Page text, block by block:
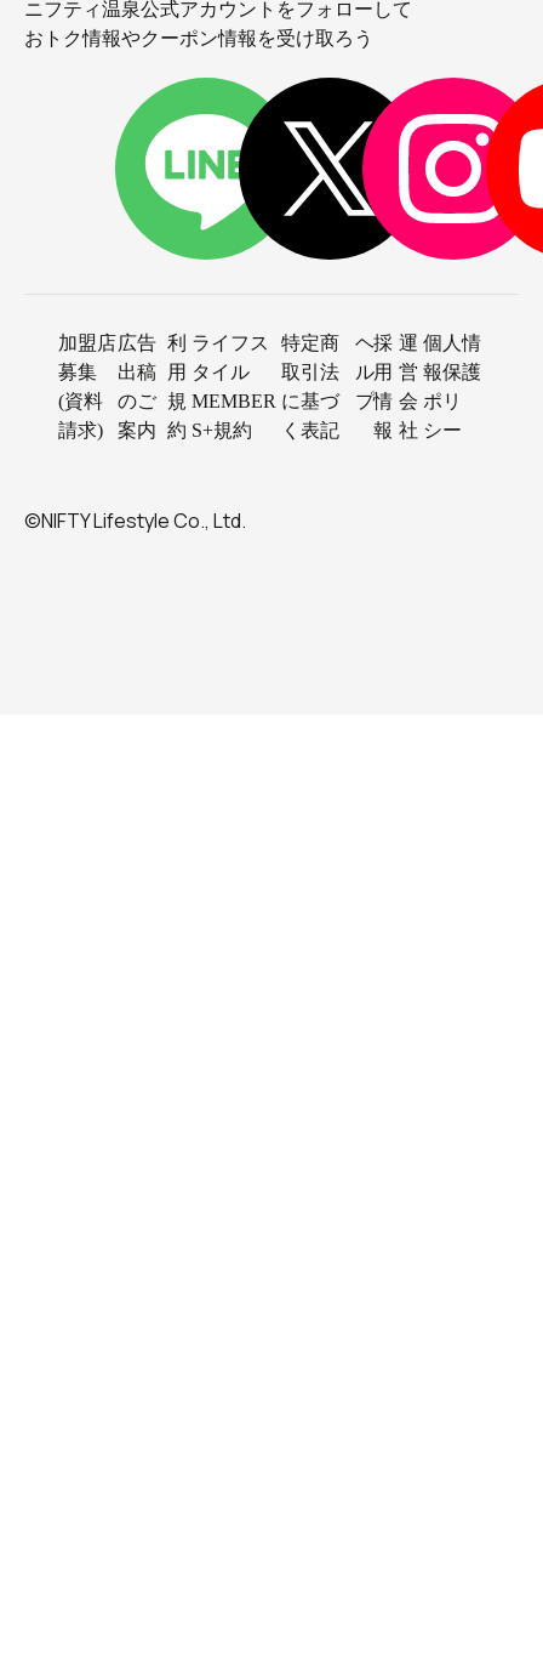
ニフティ温泉公式アカウントをフォローして
おトク情報やクーポン情報を受け取ろう
加盟店
募集
(資料
請求)
広告
出稿
のご
案内
利
用
規
約
ライフス
タイル
MEMBER
S+規約
特定商
取引法
に基づ
く表記
ヘ
ル
プ
採
用
情
報
運
営
会
社
個人情
報保護
ポリ
シー
©NIFTY Lifestyle Co., Ltd.